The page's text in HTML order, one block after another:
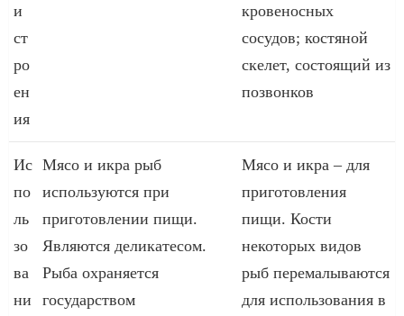
и
ст
ро
ен
ия
кровеносных
сосудов; костяной
скелет, состоящий из
позвонков
Ис
по
ль
зо
ва
ни
Мясо и икра рыб
используются при
приготовлении пищи.
Являются деликатесом.
Рыба охраняется
государством
Мясо и икра – для
приготовления
пищи. Кости
некоторых видов
рыб перемалываются
для использования в